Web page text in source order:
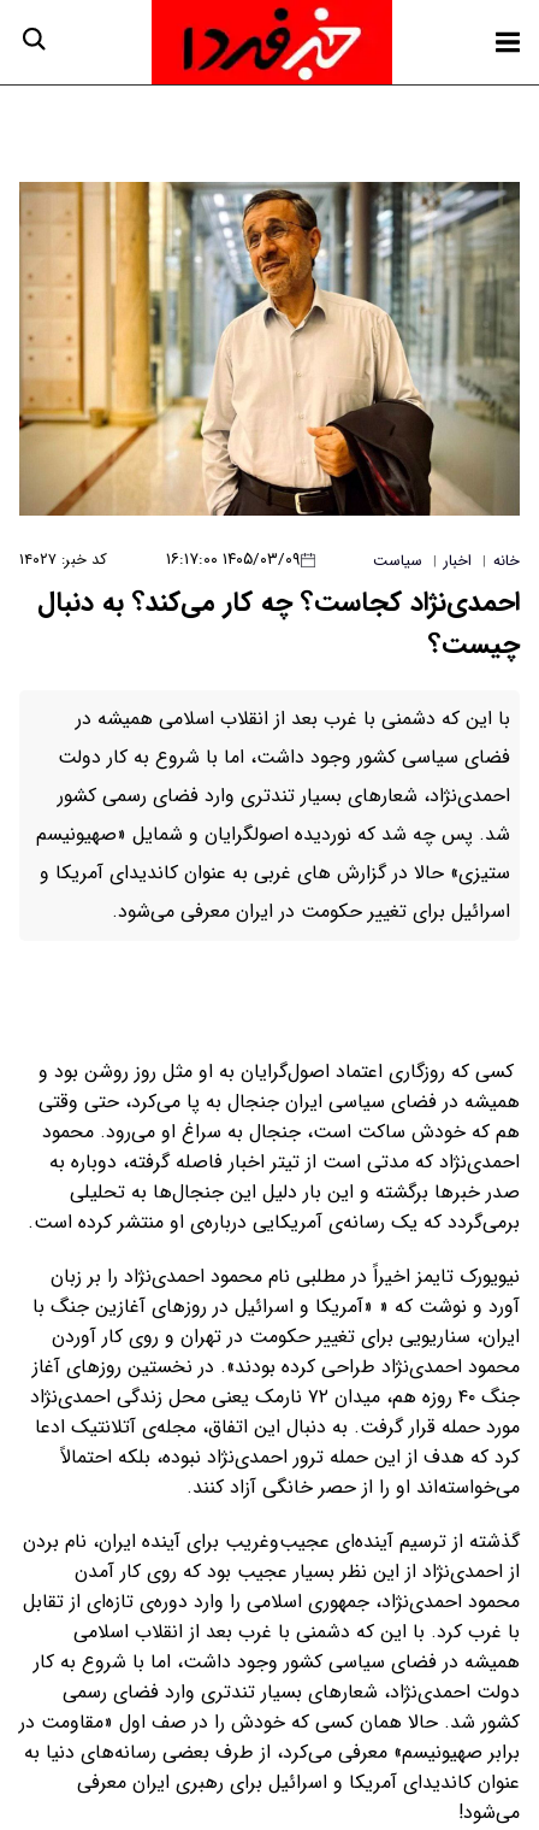
خانه | اخبار | سیاست ۱۴۰۵/۰۳/۰۹ ۱۶:۱۷:۰۰ کد خبر: ۱۴۰۲۷
احمدی‌نژاد کجاست؟ چه کار می‌کند؟ به دنبال
چیست؟
با این که دشمنی با غرب بعد از انقلاب اسلامی همیشه در
فضای سیاسی کشور وجود داشت، اما با شروع به کار دولت
احمدی‌نژاد، شعارهای بسیار تندتری وارد فضای رسمی کشور
شد. پس چه شد که نوردیده اصولگرایان و شمایل «صهیونیسم
ستیزی» حالا در گزارش های غربی به عنوان کاندیدای آمریکا و
اسرائیل برای تغییر حکومت در ایران معرفی می‌شود.
کسی که روزگاری اعتماد اصول‌گرایان به او مثل روز روشن بود و
همیشه در فضای سیاسی ایران جنجال به پا می‌کرد، حتی وقتی
هم که خودش ساکت است، جنجال به سراغ او می‌رود. محمود
احمدی‌نژاد که مدتی است از تیتر اخبار فاصله گرفته، دوباره به
صدر خبرها برگشته و این بار دلیل این جنجال‌ها به تحلیلی
برمی‌گردد که یک رسانه‌ی آمریکایی درباره‌ی او منتشر کرده است.
نیویورک تایمز اخیراً در مطلبی نام محمود احمدی‌نژاد را بر زبان
آورد و نوشت که « «آمریکا و اسرائیل در روزهای آغازین جنگ با
ایران، سناریویی برای تغییر حکومت در تهران و روی کار آوردن
محمود احمدی‌نژاد طراحی کرده بودند». در نخستین روزهای آغاز
جنگ ۴۰ روزه هم، میدان ۷۲ نارمک یعنی محل زندگی احمدی‌نژاد
مورد حمله قرار گرفت. به دنبال این اتفاق، مجله‌ی آتلانتیک ادعا
کرد که هدف از این حمله ترور احمدی‌نژاد نبوده، بلکه احتمالاً
می‌خواسته‌اند او را از حصر خانگی آزاد کنند.
گذشته از ترسیم آینده‌ای عجیب‌وغریب برای آینده ایران، نام بردن
از احمدی‌نژاد از این نظر بسیار عجیب بود که روی کار آمدن
محمود احمدی‌نژاد، جمهوری اسلامی را وارد دوره‌ی تازه‌ای از تقابل
با غرب کرد. با این که دشمنی با غرب بعد از انقلاب اسلامی
همیشه در فضای سیاسی کشور وجود داشت، اما با شروع به کار
دولت احمدی‌نژاد، شعارهای بسیار تندتری وارد فضای رسمی
کشور شد. حالا همان کسی که خودش را در صف اول «مقاومت در
برابر صهیونیسم» معرفی می‌کرد، از طرف بعضی رسانه‌های دنیا به
عنوان کاندیدای آمریکا و اسرائیل برای رهبری ایران معرفی
می‌شود!